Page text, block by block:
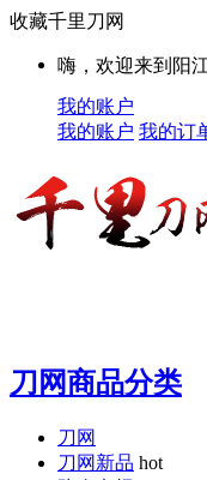
收藏千里刀网
嗨，欢迎来到阳
我的账户
我的账户 我的订
刀网商品分类
刀网
刀网新品 hot